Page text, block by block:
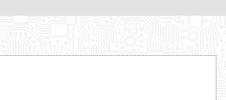
MƏQALƏLƏR